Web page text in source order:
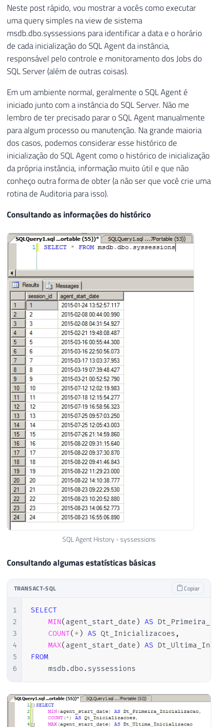
Neste post rápido, vou mostrar a vocês como executar
uma query simples na view de sistema
msdb.dbo.syssessions para identificar a data e o horário
de cada inicialização do SQL Agent da instância,
responsável pelo controle e monitoramento dos Jobs do
SQL Server (além de outras coisas).
Em um ambiente normal, geralmente o SQL Agent é
iniciado junto com a instância do SQL Server. Não me
lembro de ter precisado parar o SQL Agent manualmente
para algum processo ou manutenção. Na grande maioria
dos casos, podemos considerar esse histórico de
inicialização do SQL Agent como o histórico de inicialização
da própria instância, informação muito útil e que não
conheço outra forma de obter (a não ser que você crie uma
rotina de Auditoria para isso).
Consultando as informações do histórico
SQL Agent History - syssessions
Consultando algumas estatísticas básicas
TRANSACT-SQL Copiar
1
2
3
4
5
6
SELECT
MIN( agent_start_date ) AS
COUNT( * ) AS Qt_Inicializacoes ,
MAX( agent_start_date ) AS
FROM
    msdb
. dbo . syssessions